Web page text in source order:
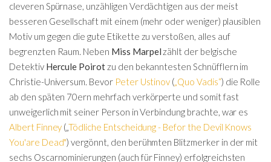
cleveren Spürnase, unzähligen Verdächtigen aus der meist
besseren Gesellschaft mit einem (mehr oder weniger) plausiblen
Motiv um gegen die gute Etikette zu verstoßen, alles auf
begrenzten Raum. Neben Miss Marpelzählt der belgische
Detektiv Hercule Poirotzu den bekanntesten Schnüfflern im
Christie-Universum. Bevor Peter Ustinov („Quo Vadis“) die Rolle
ab den späten 70ern mehrfach verkörperte und somit fast
unweigerlich mit seiner Person in Verbindung brachte, war es
Albert Finney („Tödliche Entscheidung - Befor the Devil Knows
You'are Dead") vergönnt, den berühmten Blitzmerker in der mit
sechs Oscarnominierungen (auch für Finney) erfolgreichsten